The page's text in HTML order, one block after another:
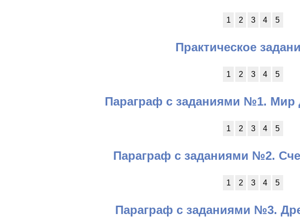
1 2 3 4 5
Практическое
1 2 3 4 5
Параграф с заданиями №1. Мир
1 2 3 4 5
Параграф с заданиями №2.
1 2 3 4 5
Параграф с заданиями №3.